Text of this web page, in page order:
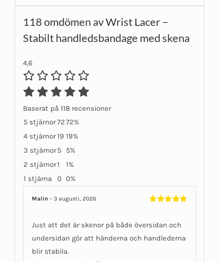
118 omdömen avWrist Lacer –
Stabilt handledsbandage med skena
4,6
Baserat på 118 recensioner
5 stjärnor7272%
4 stjärnor19 19%
3 stjärnor5
5%
2 stjärnor1
1%
1 stjärna
0 0%
Malin– 3 augusti, 2026
Just att det är skenor på både översidan och
undersidan gör att händerna och handlederna
blir stabila.